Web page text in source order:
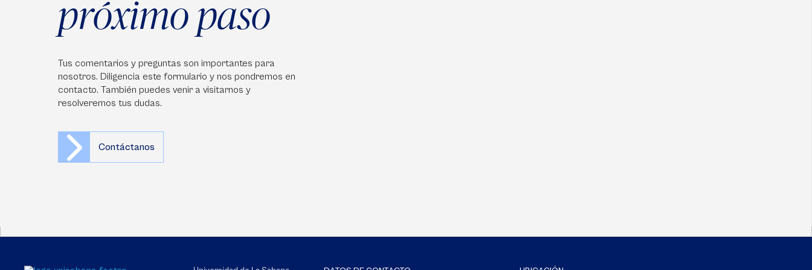
próximo paso
Tus comentarios y preguntas son importantes para
nosotros. Diligencia este formulario y nos pondremos en
contacto. También puedes venir a visitarnos y
resolveremos tus dudas.
Contáctanos